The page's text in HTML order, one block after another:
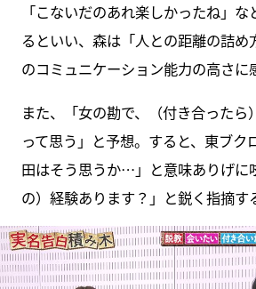
「こないだのあれ楽しかったね」
るといい、森は「人との距離の詰め
のコミュニケーション能力の高さに
また、「女の勘で、（付き合ったら
って思う」と予想。すると、東ブク
田はそう思うか…」と意味ありげに
の）経験あります？」と鋭く指摘す